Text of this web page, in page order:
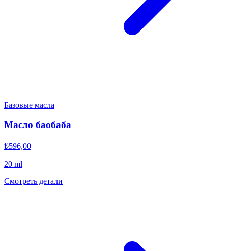
Базовые масла
Масло баобаба
₺596,00
20 ml
Смотреть детали